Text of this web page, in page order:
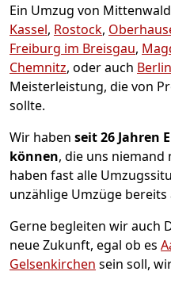
Ein Umzug von
Kassel, Rostock,
Freiburg im Breisgau,
Chemnitz, oder auch Berlin
Meisterleistung, die von
sollte.
Wir haben seit26 Jahren
können, die uns
haben fast alle
unzählige Umzüge
Gerne begleiten wir auch
neue Zukunft, egal ob es
Gelsenkirchen sein soll,